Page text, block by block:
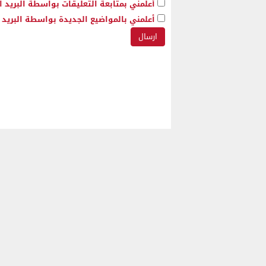
أعلمني بمتابعة التعليقات بواسطة البريد
أعلمني بالمواضيع الجديدة بواسطة البريد